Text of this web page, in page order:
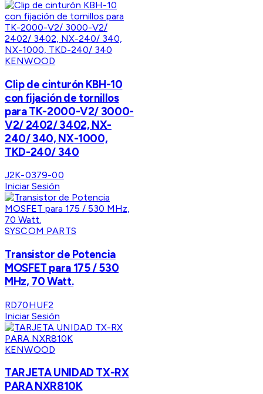
KENWOOD
Clip de cinturón KBH-10
con fijación de tornillos
para TK-2000-V2/ 3000-
V2/ 2402/ 3402, NX-
240/ 340, NX-1000,
TKD-240/ 340
J2K-0379-00
Iniciar Sesión
SYSCOM PARTS
Transistor de Potencia
MOSFET para 175 / 530
MHz, 70 Watt.
RD70HUF2
Iniciar Sesión
KENWOOD
TARJETA UNIDAD TX-RX
PARA NXR810K